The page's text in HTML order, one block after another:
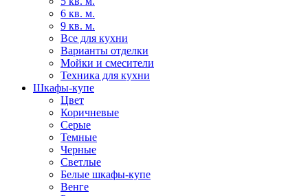
6 кв. м.
9 кв. м.
Все для кухни
Варианты отделки
Мойки и смесители
Техника для кухни
Шкафы-купе
Цвет
Коричневые
Серые
Темные
Черные
Светлые
Белые шкафы-купе
Венге